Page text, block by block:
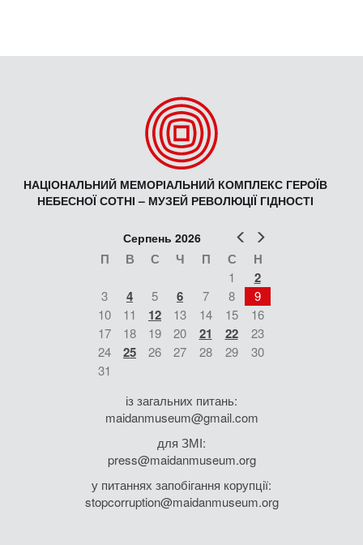
НАЦІОНАЛЬНИЙ МЕМОРІАЛЬНИЙ КОМПЛЕКС ГЕРОЇВ
НЕБЕСНОЇ СОТНІ – МУЗЕЙ РЕВОЛЮЦІЇ ГІДНОСТІ
Попер
Серпень 2026
П В С Ч П С Н
1 2
3 4 5 6 7 8
9
10
11 12 13 14 15
16
17
18 19 20 21 22
23
24
25 26 27 28 29
30
31
із загальних питань:
maidanmuseum@gmail.com
для ЗМІ:
press@maidanmuseum.org
у питаннях запобігання корупції:
stopcorruption@maidanmuseum.org